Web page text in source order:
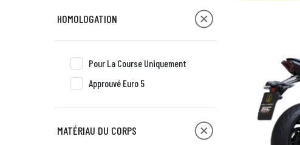
HOMOLOGATION
Pour La Course Uniquement
Approuvé Euro 5
MATÉRIAU DU CORPS